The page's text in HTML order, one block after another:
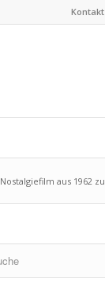
Kontakt
Nostalgiefilm aus 1962